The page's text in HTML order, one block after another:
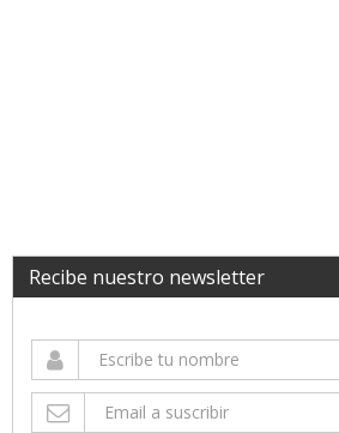
Recibe nuestro newsletter